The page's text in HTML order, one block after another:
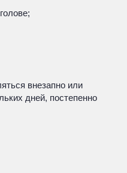
внезапно или
дней, постепенно